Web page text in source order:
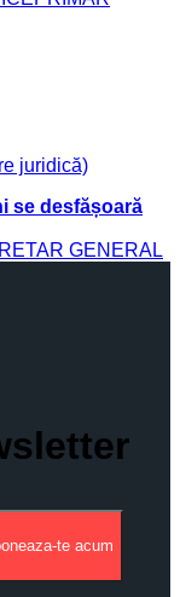
juridică)
se desfășoară
GENERAL
te acum